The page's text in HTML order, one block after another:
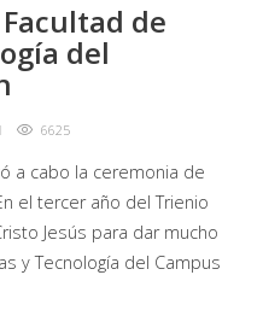
de
del
6625
a cabo la ceremonia de
el tercer año del Trienio
Jesús para dar mucho
y Tecnología del Campus